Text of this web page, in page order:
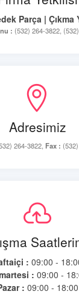
Parça | Çıkma
: (532) 264-3822,
Adresimiz
264-3822, Fax :
: 09:00 -
: 09:00 -
: 09:00 - 18:00